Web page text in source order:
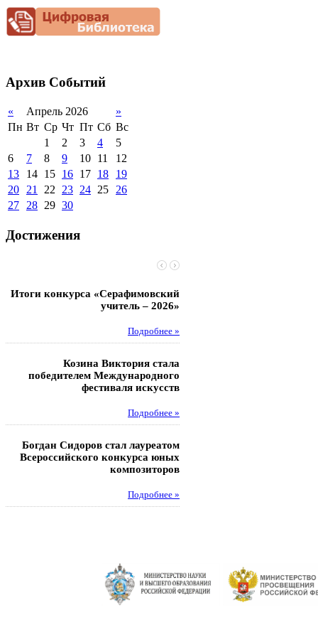
Снижение
документационной
нагрузки
Архив Событий
« Апрель 2026
»
Пн Вт Ср Чт Пт Сб Вс
1
2 3 4
5
6
7 8 9 10 11
12
13
14 15 16 17 18
19
20 21 22 23 24 25 26
27 28 29 30
Достижения
Итоги конкурса «Серафимовский
учитель – 2026»
Подробнее »
Козина Виктория стала
победителем Международного
фестиваля искусств
Подробнее »
Богдан Сидоров стал лауреатом
Всероссийского конкурса юных
композиторов
Подробнее »